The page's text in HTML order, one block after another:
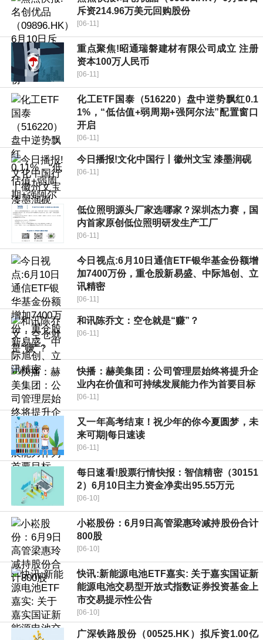
斥资214.96万美元回购股份
[06-11]
重点聚焦!昭通瑞磐建材有限公司成立 注册
资本100万人民币
[06-11]
化工ETF国泰（516220）盘中逆势飘红0.1
1%，“低估值+弱周期+强阿尔法”配置窗口
开启
[06-11]
今日播报!文化中国行丨徽州文宝 漆墨润砚
[06-11]
低位照明源头厂家选哪家？深圳杰力赛，国
内首家原创低位照明研发生产工厂
[06-11]
今日视点:6月10日通信ETF银华基金份额增
加7400万份，重仓股新易盛、中际旭创、立
讯精密
[06-11]
和讯陈乔文：空仓就是“赚”？
[06-11]
快播：赫美集团：公司管理层始终将提升企
业内在价值和可持续发展能力作为首要目标
[06-11]
又一年高考结束！祝少年的你今夏圆梦，未
来可期|每日速读
[06-11]
每日速看!股票行情快报：智信精密（30151
2）6月10日主力资金净卖出95.55万元
[06-10]
小崧股份：6月9日高管梁惠玲减持股份合计
800股
[06-10]
快讯:新能源电池ETF嘉实: 关于嘉实国证新
能源电池交易型开放式指数证券投资基金上
市交易提示性公告
[06-10]
广深铁路股份（00525.HK）拟斥资1.00亿